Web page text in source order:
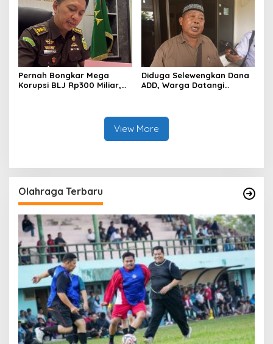
Men Riau Atas Kegiatan
Bakti Sosial Kesehatan Di
Bengkalis.
Kampanye Lingkungan
Pernah Bongkar Mega
Korupsi BLJ Rp300 Miliar,
Diduga Selewengkan Dana
ADD, Warga Datangi
View More
Olahraga Terbaru